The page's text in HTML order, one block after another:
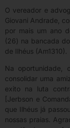
O vereador e
Giovani Andrade,
por mais um ano
(26) na bancada
de Ilhéus (Am1310).
Na oportunidade,
consolidar uma
exito na luta
[Jerbson e
que Ilhéus já
nossas praias.